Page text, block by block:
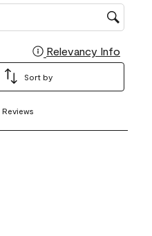
Relevancy Info
Sort by
Reviews